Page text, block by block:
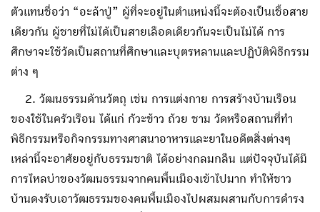
ตัวแทนชื่อว่า “อะล้าปู่” ผู้ที่จะอยู่ในตำแหน่งนี้จะต้องเป็นเชื้อสาย
เดียวกัน ผู้ชายที่ไม่ได้เป็นสายเลือดเดียวกันจะเป็นไม่ได้ การ
ศึกษาจะใช้วัดเป็นสถานที่ศึกษาและบุตรหลานและปฏิบัติพิธีกรรม
ต่าง ๆ
2. วัฒนธรรมด้านวัตถุ เช่น การแต่งกาย การสร้างบ้านเรือน
ของใช้ในครัวเรือน ได้แก่ กัวะข้าว ถ้วย ชาม วัดหรือสถานที่ทำ
พิธีกรรมหรือกิจกรรมทางศาสนาอาหารและยาในอดีตสิ่งต่างๆ
เหล่านี้จะอาศัยอยู่กับธรรมชาติ ได้อย่างกลมกลืน แต่ปัจจุบันได้มี
การไหลบ่าของวัฒนธรรมจากคนพื้นเมืองเข้าไปมาก ทำให้ชาว
บ้านดงรับเอาวัฒธรรมของคนพื้นเมืองไปผสมผสานกับการดำรง